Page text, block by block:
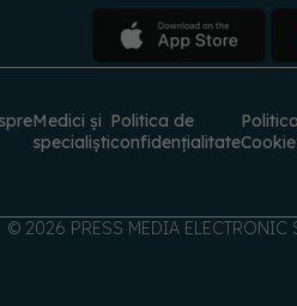
Medici și
specialiști
Politica de
confidențialitate
Politica
© 2026 PRESS MEDIA ELECTRONIC